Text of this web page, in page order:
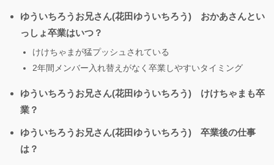
ゆういちろうお兄さん(花田ゆういちろう) おかあさんとい
っしょ卒業はいつ？
けけちゃまが猛プッシュされている
2年間メンバー入れ替えがなく卒業しやすいタイミング
ゆういちろうお兄さん(花田ゆういちろう) けけちゃまも卒
業？
ゆういちろうお兄さん(花田ゆういちろう) 卒業後の仕事
は？